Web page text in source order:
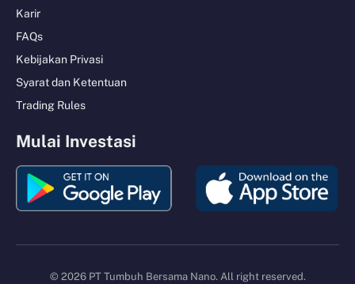
Karir
FAQs
Kebijakan Privasi
Syarat dan Ketentuan
Trading Rules
Mulai Investasi
© 2026 PT Tumbuh Bersama Nano. All right reserved.